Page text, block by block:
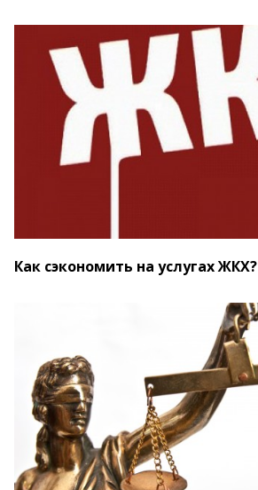
Как сэкономить на услугах ЖКХ?